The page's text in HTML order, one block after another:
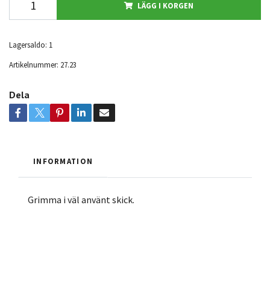
LÄGG I KORGEN
Lagersaldo: 1
Artikelnummer: 27.23
Dela
INFORMATION
Grimma i väl använt skick.